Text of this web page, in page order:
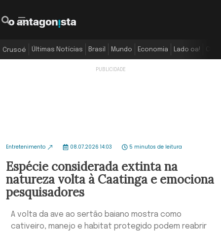
Crusoé Últimas Notícias Brasil Mundo Economia Lado oa!
Entretenimento 08.07.2026 14:03 5 minutos de leitura
Espécie considerada extinta na
natureza volta à Caatinga e emociona
pesquisadores
A volta da ave ao sertão baiano mostra como
cativeiro, manejo e habitat protegido podem reabrir